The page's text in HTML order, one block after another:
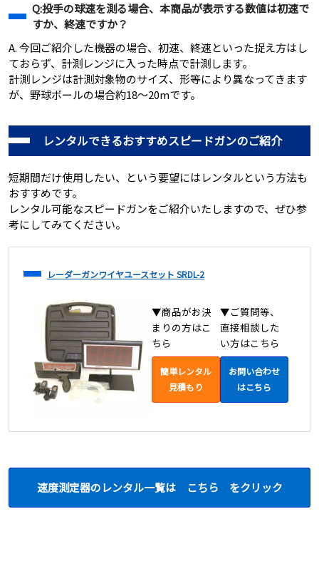
Q:投手の球速を測る場合、本商品が表示する数値は初速で
すか、終速ですか？
A. 今回ご紹介した機器の場合、初速、終速といった捉え方はし
ておらず、計測レンジに入った時点で計測します。
計測レンジは計測対象物のサイズ、形等により異なってきます
が、野球ボールの場合約18～20mです。
レンタルできるおすすめスピードガンのご紹介
短期間だけ使用したい、という要望にはレンタルという方法も
おすすめです。
レンタル可能なスピードガンをご紹介いたしますので、ぜひ参
考にしてみてください。
レーダーガンワイヤユースセット SRDL-2
▼商品がお決
まりの方はこ
ちら
簡単レンタル
見積もり
▼ご質問等、
直接相談した
い方はこちら
お問い合わせ
はこちら
速度測定器のレンタル一覧は こちら をクリック